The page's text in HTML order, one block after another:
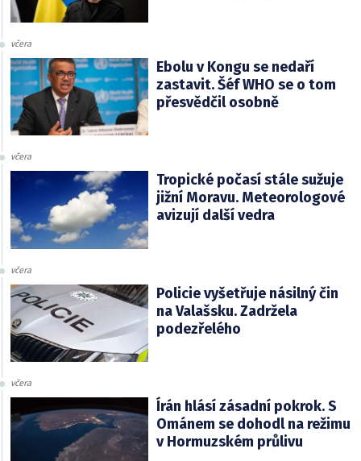
včera
Ebolu v Kongu se nedaří
zastavit. Šéf WHO se o tom
přesvědčil osobně
včera
Tropické počasí stále sužuje
jižní Moravu. Meteorologové
avizují další vedra
včera
Policie vyšetřuje násilný čin
na Valašsku. Zadržela
podezřelého
včera
Írán hlásí zásadní pokrok. S
Ománem se dohodl na režimu
v Hormuzském průlivu